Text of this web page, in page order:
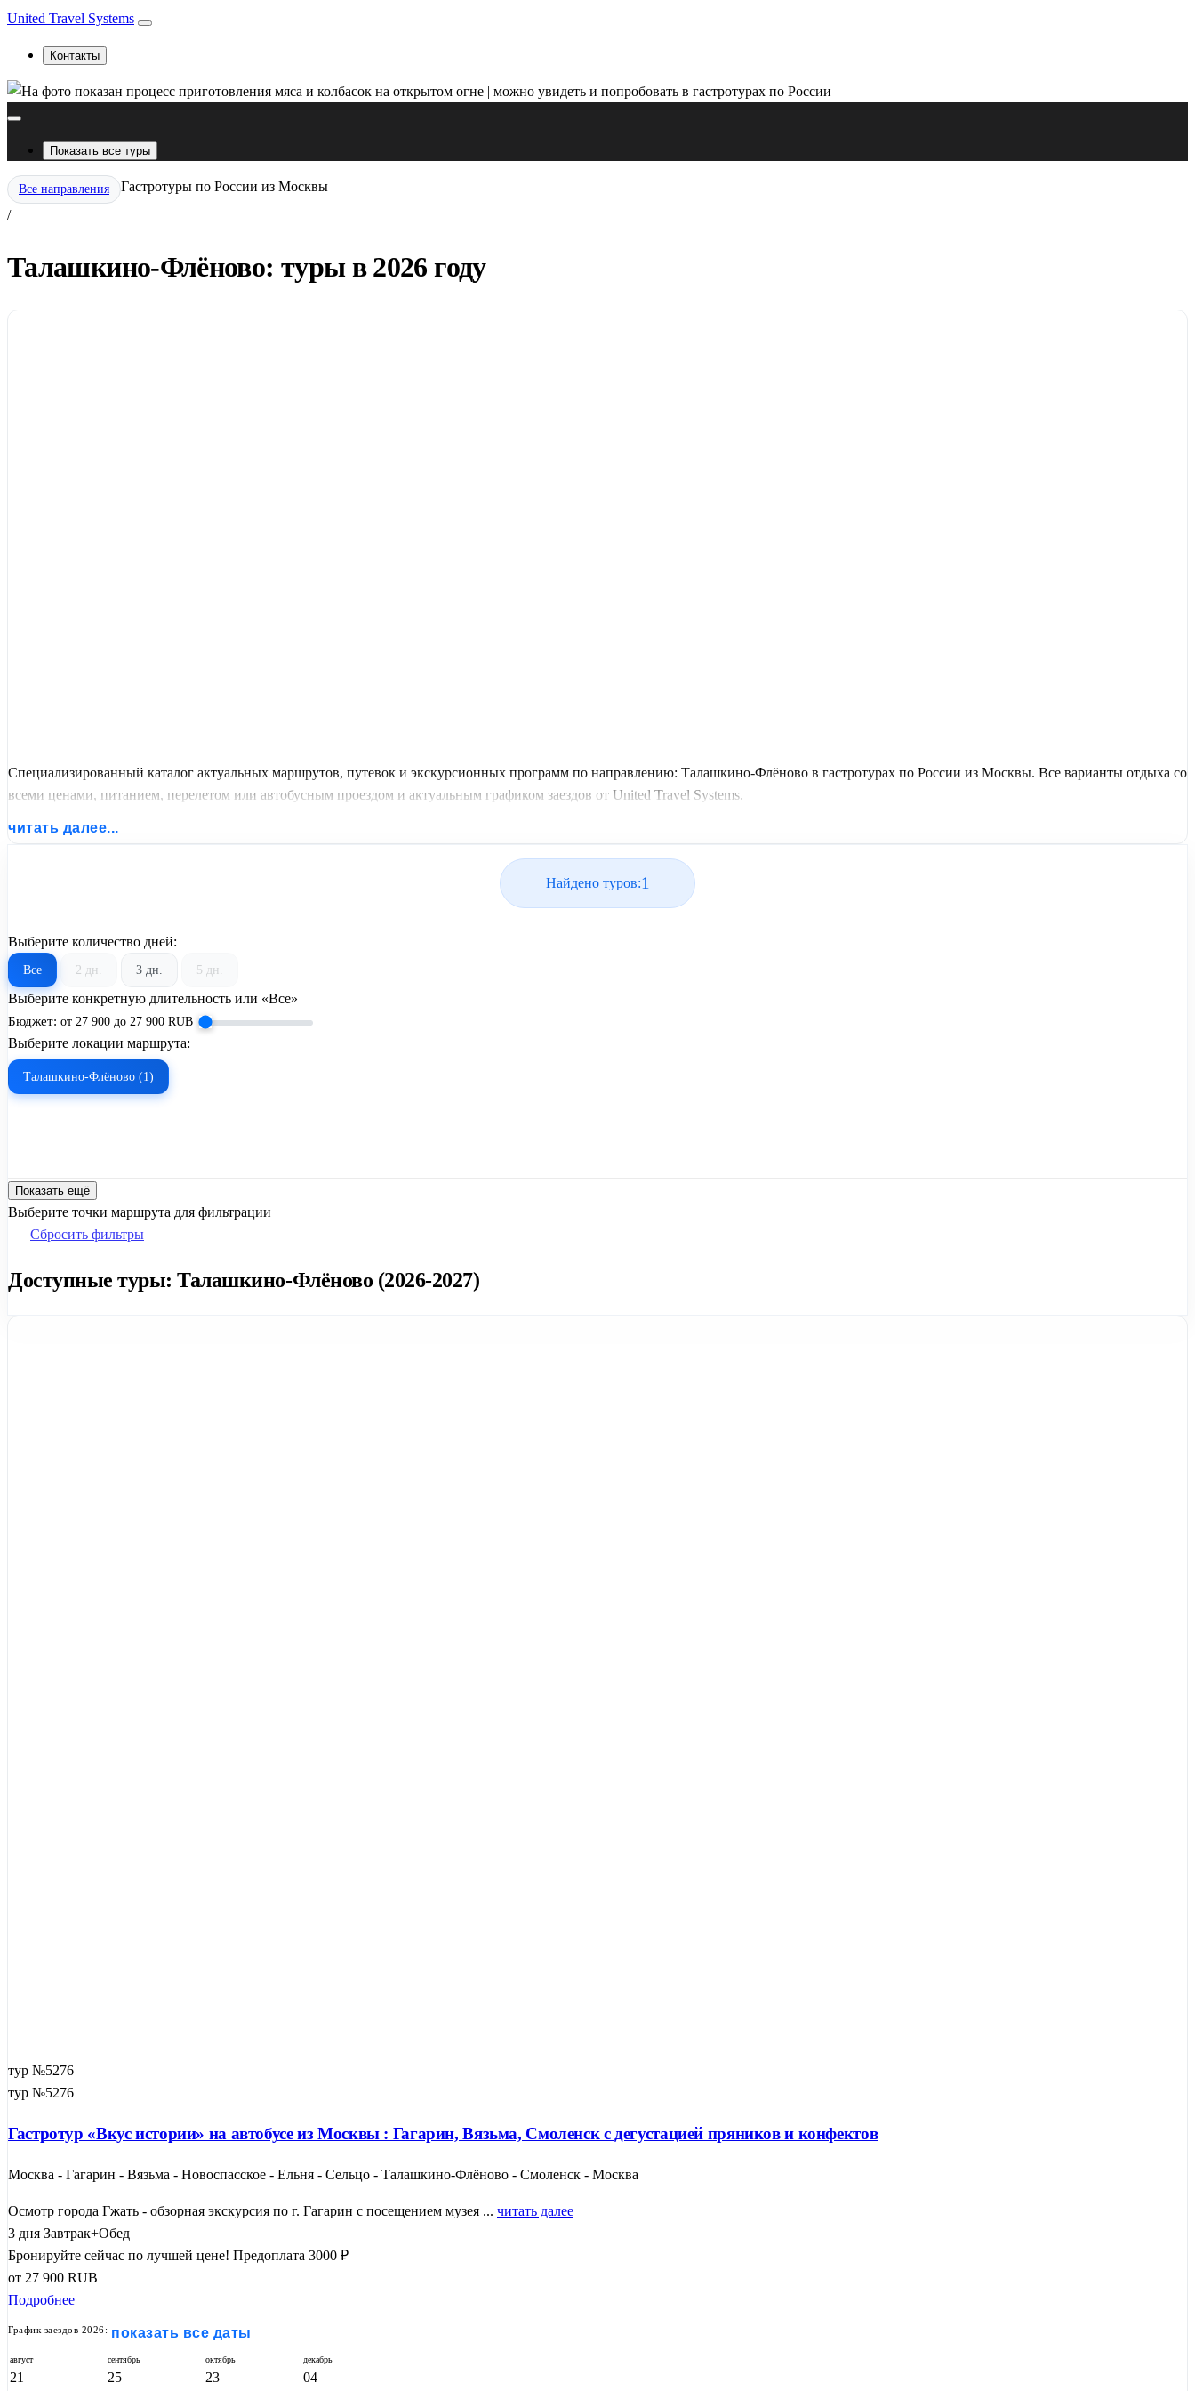
United Travel Systems
Контакты
Показать все туры
Все направления
/
Гастротуры по России из Москвы
Талашкино-Флёново: туры в 2026 году
Специализированный каталог актуальных маршрутов, путевок и экскурсионных программ по направлению: Талашкино-Флёново в гастротурах по России из Москвы. Все варианты отдыха со
всеми ценами, питанием, перелетом или автобусным проездом и актуальным графиком заездов от United Travel Systems.
читать далее...
Найдено туров:1
Выберите количество дней:
Все 2 дн. 3 дн. 5 дн.
Выберите конкретную длительность или «Все»
Бюджет: от 27 900 до 27 900 RUB
Выберите локации маршрута:
Талашкино-Флёново (1)
Показать ещё
Выберите точки маршрута для фильтрации
Сбросить фильтры
Доступные туры: Талашкино-Флёново (2026-2027)
тур №5276
тур №5276
Гастротур «Вкус истории» на автобусе из Москвы : Гагарин, Вязьма, Смоленск с дегустацией пряников и конфектов
Москва - Гагарин - Вязьма - Новоспасское - Ельня - Сельцо - Талашкино-Флёново - Смоленск - Москва
Осмотр города Гжать - обзорная экскурсия по г. Гагарин с посещением музея ... читать далее
3 дня Завтрак+Обед
Бронируйте сейчас по лучшей цене! Предоплата 3000 ₽
от 27 900 RUB
Подробнее
График заездов 2026: показать все даты
август
21
сентябрь
25
октябрь
23
декабрь
04